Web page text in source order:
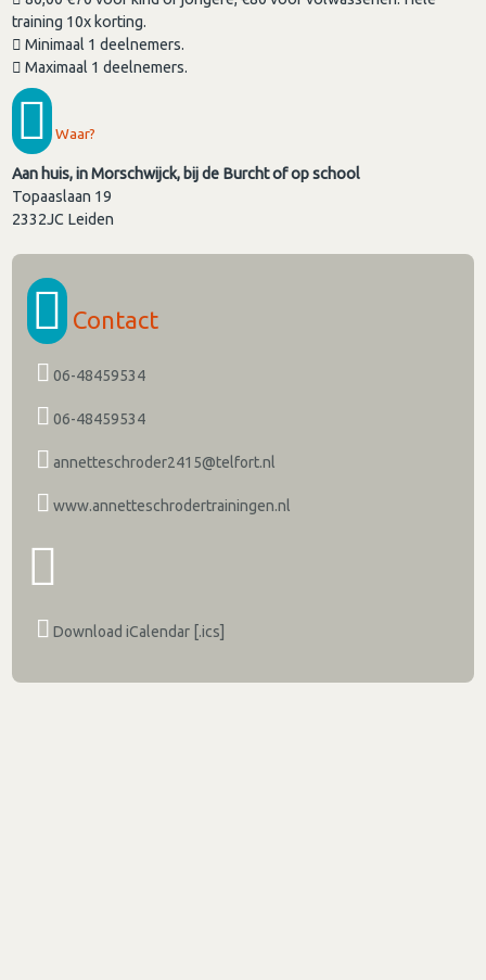
training 10x korting.
Minimaal 1 deelnemers.
Maximaal 1 deelnemers.
Waar?
Aan huis, in Morschwijck, bij de Burcht of op school
Topaaslaan 19
2332JC Leiden
Contact
06-48459534
06-48459534
annetteschroder2415@telfort.nl
www.annetteschrodertrainingen.nl
Download iCalendar [.ics]